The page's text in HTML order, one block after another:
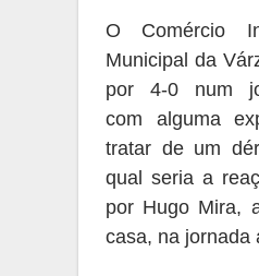
O Comércio I
Municipal da
por 4-0 num
com alguma
tratar de um
qual seria a
por Hugo Mira,
casa, na jornada